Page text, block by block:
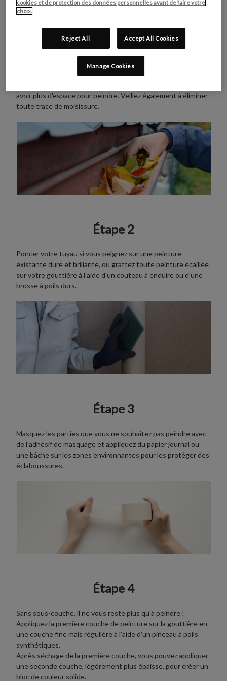
Dégagez votre tuyau d'évacuation ou votre gouttière de
avec de l'eau et de la lessive.
Si vous peignez une gouttière, vous pouvez retirer le support
avoir plus d'espace pour peindre. Veillez également à éliminer
toute trace de moisissure.
Étape 2
Poncer votre tuyau si vous peignez sur une peinture
existante dure et brillante, ou grattez toute peinture écaillée
sur votre gouttière à l'aide d'un couteau à enduire ou d'une
brosse à poils durs.
Étape 3
Masquez les parties que vous ne souhaitez pas peindre avec
de l'adhésif de masquage et appliquez du papier journal ou
une bâche sur les zones environnantes pour les protéger des
éclaboussures.
Étape 4
Sans sous-couche, il ne vous reste plus qu'à peindre !
Appliquez la première couche de peinture sur la gouttière en
une couche fine mais régulière à l'aide d'un pinceau à poils
synthétiques.
Après séchage de la première couche, vous pouvez appliquer
une seconde couche, légèrement plus épaisse, pour créer un
bloc de couleur solide.
cookies et de protection des données personnelles avant de faire votre
choix.
Reject All Accept All Cookies
Manage Cookies